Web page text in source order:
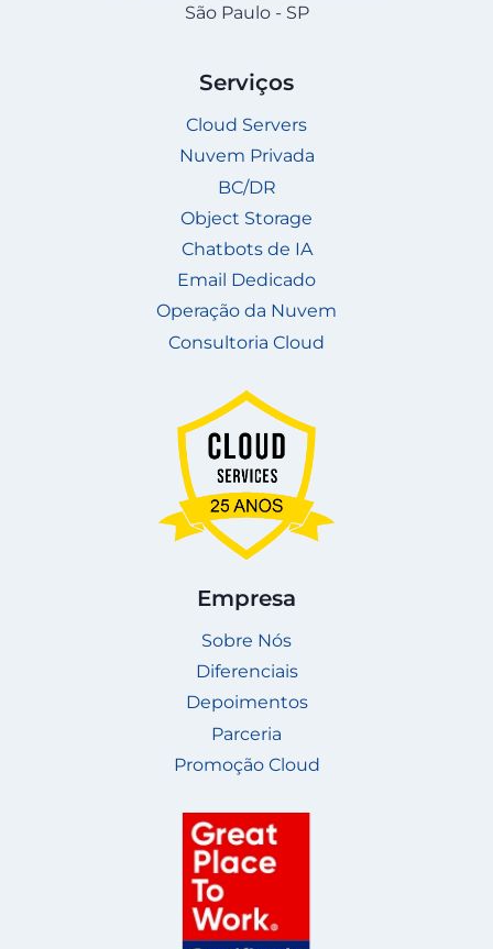
São Paulo - SP
Serviços
Cloud Servers
Nuvem Privada
BC/DR
Object Storage
Chatbots de IA
Email Dedicado
Operação da Nuvem
Consultoria Cloud
Empresa
Sobre Nós
Diferenciais
Depoimentos
Parceria
Promoção Cloud